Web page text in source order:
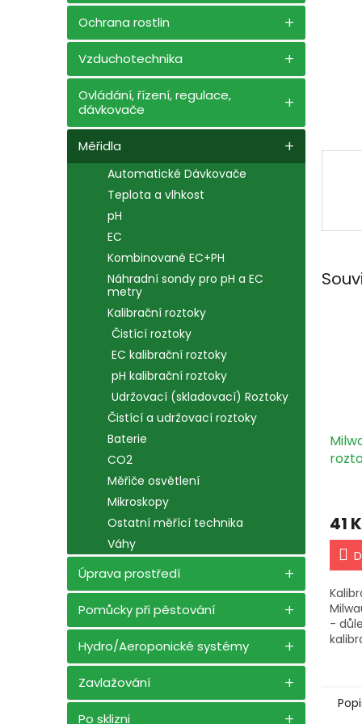
l
Ochrana rostlin
Vzduchotechnika
Ovládání, řízení, regulace,
dávkovače
Měřidla
Automatické Dávkovače
Teplota a vlhkost
pH
EC
Kombinované EC+PH
Náhradní sondy pro pH a EC
metry
Kalibrační roztoky
Čistící roztoky
EC kalibrační roztoky
pH kalibrační roztoky
Udržovací (skladovací) Roztoky
Čistící a udržovací roztoky
Baterie
CO2
Měřiče osvětlení
Mikroskopy
Ostatní měřící technika
Váhy
Úprava prostředí
Pomůcky při pěstování
Hydro/Aeroponické systémy
Zavlažování
Po sklizni
41
-